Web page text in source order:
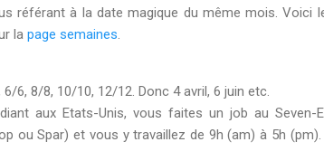
référant à la date magique du même mois. Voici
la page semaines.
6, 8/8, 10/10, 12/12. Donc 4 avril, 6 juin etc.
aux Etats-Unis, vous faites un job au Seven-
ou Spar) et vous y travaillez de 9h (am) à 5h